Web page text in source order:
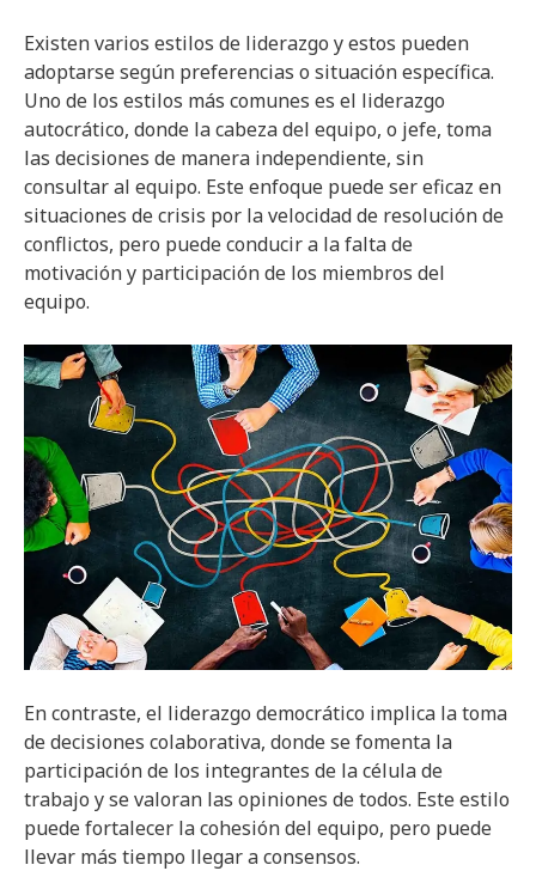
Existen varios estilos de liderazgo y estos pueden
adoptarse según preferencias o situación específica.
Uno de los estilos más comunes es el liderazgo
autocrático, donde la cabeza del equipo, o jefe, toma
las decisiones de manera independiente, sin
consultar al equipo. Este enfoque puede ser eficaz en
situaciones de crisis por la velocidad de resolución de
conflictos, pero puede conducir a la falta de
motivación y participación de los miembros del
equipo.
En contraste, el liderazgo democrático implica la toma
de decisiones colaborativa, donde se fomenta la
participación de los integrantes de la célula de
trabajo y se valoran las opiniones de todos. Este estilo
puede fortalecer la cohesión del equipo, pero puede
llevar más tiempo llegar a consensos.